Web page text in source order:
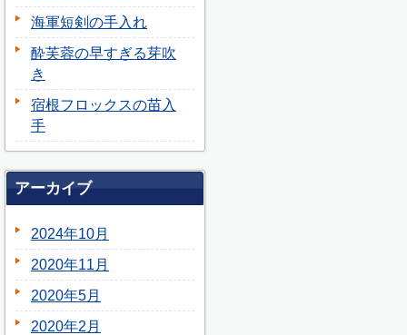
海軍短剣の手入れ
酔芙蓉の早すぎる芽吹
き
宿根フロックスの苗入
手
アーカイブ
2024年10月
2020年11月
2020年5月
2020年2月